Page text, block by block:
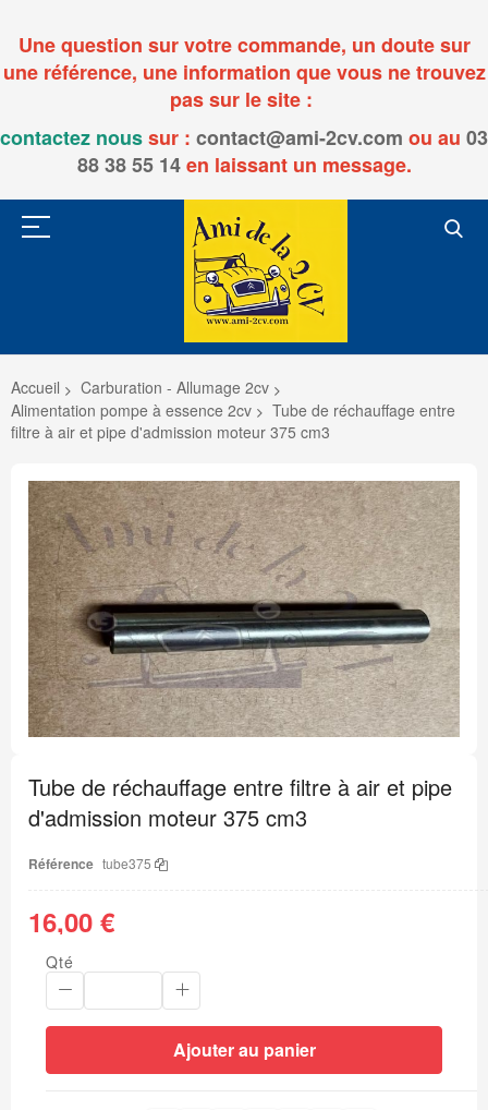
Une question sur votre commande, un doute sur
une référence, une information que vous ne trouvez
pas sur le site :
contactez noussur : contact@ami-2cv.com ou au 03
88 38 55 14en laissant un message.
Accueil
Carburation - Allumage 2cv
Alimentation pompe à essence 2cv
Tube de réchauffage entre
filtre à air et pipe d'admission moteur 375 cm3
Passer
à
la
fin
de
la
galerie
d’images
début
de
la
d’images
Tube de réchauffage entre filtre à air et pipe
d'admission moteur 375 cm3
Référence tube375
16,00 €
Qté
Ajouter au panier